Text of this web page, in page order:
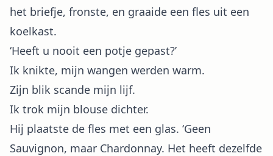
het briefje, fronste, en graaide een fles uit een
koelkast.
‘Heeft u nooit een potje gepast?’
Ik knikte, mijn wangen werden warm.
Zijn blik scande mijn lijf.
Ik trok mijn blouse dichter.
Hij plaatste de fles met een glas. ‘Geen
Sauvignon, maar Chardonnay. Het heeft dezelfde